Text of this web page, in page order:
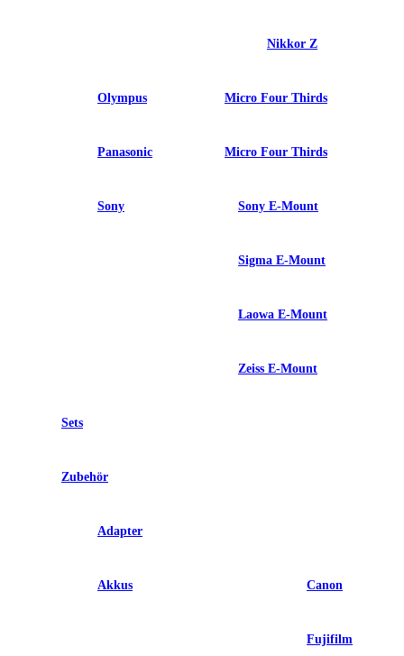
Nikkor Z
Olympus Micro Four Thirds
Panasonic Micro Four Thirds
Sony Sony E-Mount
Sigma E-Mount
Laowa E-Mount
Zeiss E-Mount
Sets
Zubehör
Adapter
Akkus Canon
Fujifilm